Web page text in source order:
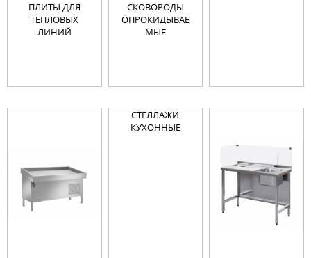
ПЛИТЫ ДЛЯ
ТЕПЛОВЫХ
ЛИНИЙ
СКОВОРОДЫ
ОПРОКИДЫВАЕ
МЫЕ
СТЕЛЛАЖИ
КУХОННЫЕ